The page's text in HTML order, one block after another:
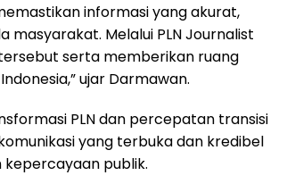
informasi yang akurat,
Melalui PLN Journalist
serta memberikan ruang
ujar Darmawan.
PLN dan percepatan transisi
yang terbuka dan kredibel
publik.